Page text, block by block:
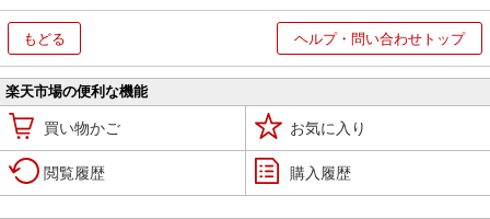
もどる ヘルプ・問い合わせトップ
楽天市場の便利な機能
買い物かご お気に入り
閲覧履歴 購入履歴